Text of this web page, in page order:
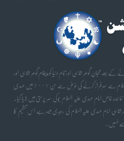
بعد محبان گوھر شاہی اورتمام دنیا کو پیغام گوھر شاہی اور
فیض گوھر شاہی اور پہچان امام مہدی علیہ السلام سے سرفراز کرنے کی غرض سے سن ٢٠٠٢ میں مہدی
خاص امام مہدی علیہ السلام) کی سر پرستی میں لایا گیا۔
شاہی امام مہدی علیہ السلام کی رہبری میسر ہے اس تنظیم کا
نہیں۔